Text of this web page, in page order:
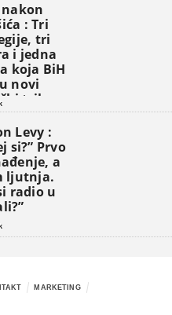
: Tri
tri
i jedna
koja BiH
novi
triler
Levy :
si?” Prvo
a
ljutnja.
radio u
MARKETING